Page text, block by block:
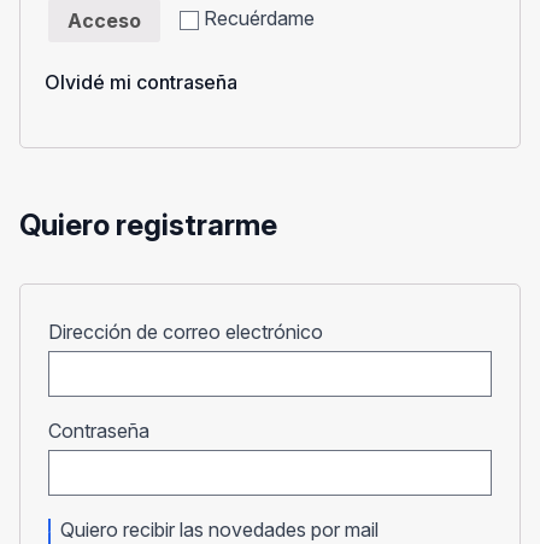
Recuérdame
Acceso
Olvidé mi contraseña
Quiero registrarme
Dirección de correo electrónico
Contraseña
Quiero recibir las novedades por mail